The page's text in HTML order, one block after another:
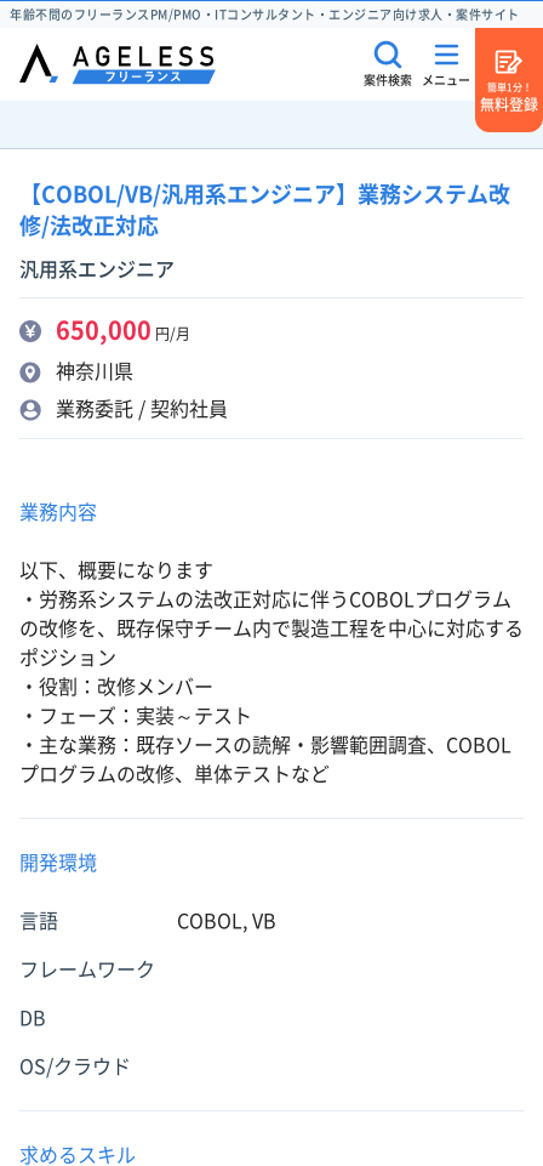
年齢不問のフリーランスPM/PMO・ITコンサルタント・エンジニア向け求人・案件サイト
案件検索 メニュー
簡単1分！
無料登録
【COBOL/VB/汎用系エンジニア】業務システム改
修/法改正対応
汎用系エンジニア
650,000 円/月
神奈川県
業務委託 / 契約社員
業務内容
以下、概要になります
・労務系システムの法改正対応に伴うCOBOLプログラム
の改修を、既存保守チーム内で製造工程を中心に対応する
ポジション
・役割：改修メンバー
・フェーズ：実装～テスト
・主な業務：既存ソースの読解・影響範囲調査、COBOL
プログラムの改修、単体テストなど
開発環境
言語 COBOL, VB
フレームワーク
DB
OS/クラウド
求めるスキル